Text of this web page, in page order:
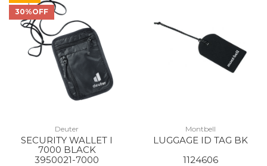
30%OFF
Deuter
SECURITY WALLET I
7000 BLACK
3950021-7000
Montbell
LUGGAGE ID TAG BK
1124606